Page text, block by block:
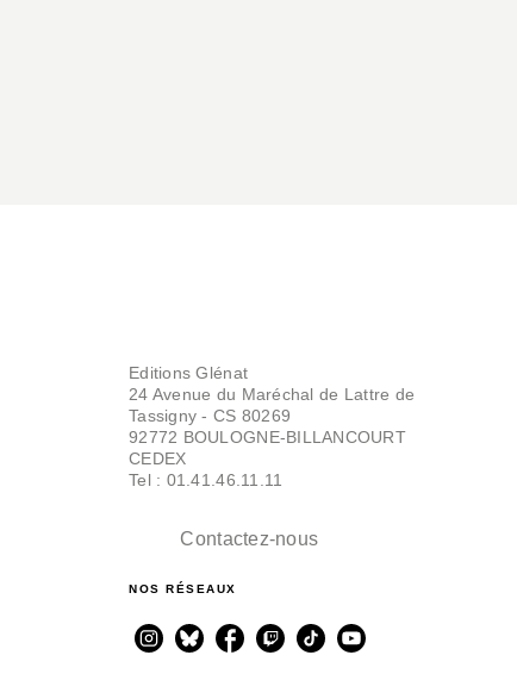
03/03/2004
Editions Glénat
24 Avenue du Maréchal de Lattre de
Tassigny - CS 80269
92772 BOULOGNE-BILLANCOURT
CEDEX
Tel : 01.41.46.11.11
Contactez-nous
NOS RÉSEAUX